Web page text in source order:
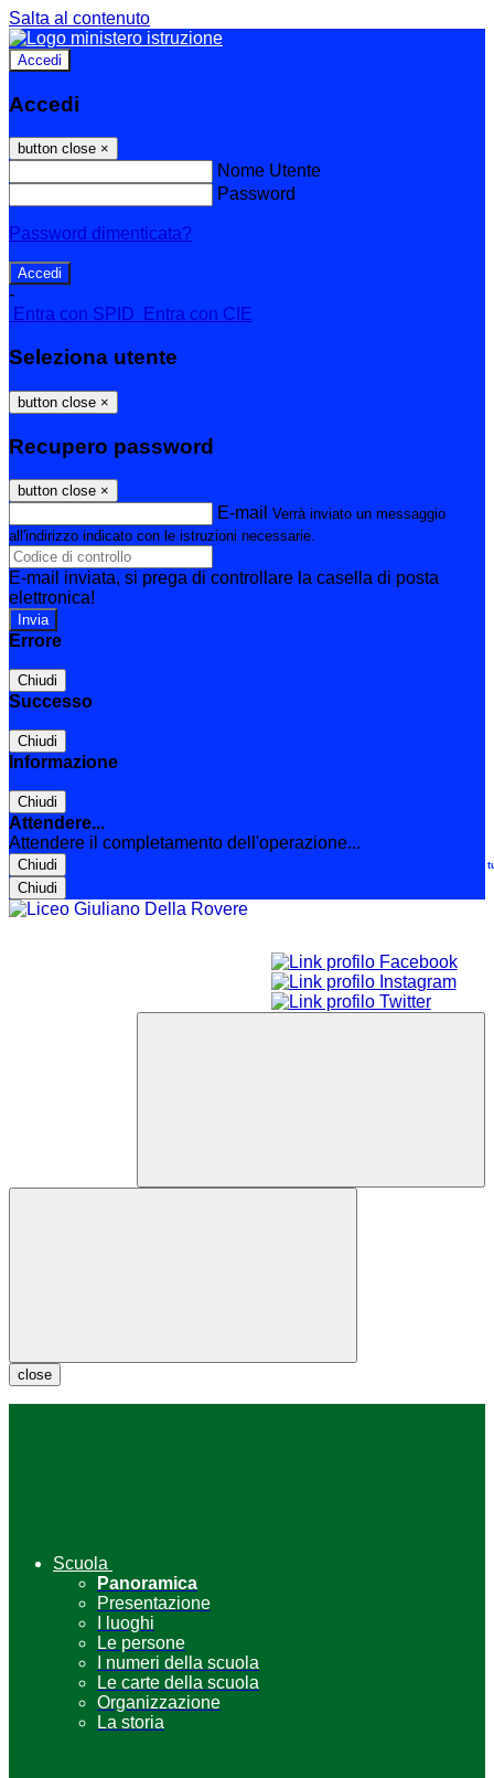
Salta al contenuto
Accedi
Accedi
button close ×
Nome Utente
Password
Password dimenticata?
-
Entra con SPID
Entra con CIE
Seleziona utente
button close ×
Recupero password
button close ×
E-mail Verrà inviato un messaggio
all'indirizzo indicato con le istruzioni necessarie.
E-mail inviata, si prega di controllare la casella di posta
elettronica!
Errore
Chiudi
Successo
Chiudi
Informazione
Chiudi
Attendere...
Attendere il completamento dell'operazione...
Chiudi
Chiudi
Le
close
Scuola
Panoramica
Presentazione
I luoghi
Le persone
I numeri della scuola
Le carte della scuola
Organizzazione
La storia